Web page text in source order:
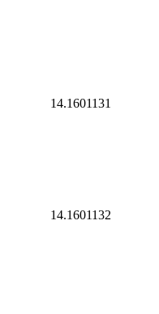
14.1601131
14.1601132